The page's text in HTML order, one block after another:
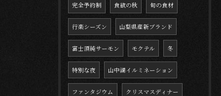
完全予約制 食欲の秋 旬の食材
行楽シーズン 山梨県産新ブランド
富士頂純サーモン モクテル 冬
特別な夜 山中湖イルミネーション
ファンタジウム クリスマスディナー